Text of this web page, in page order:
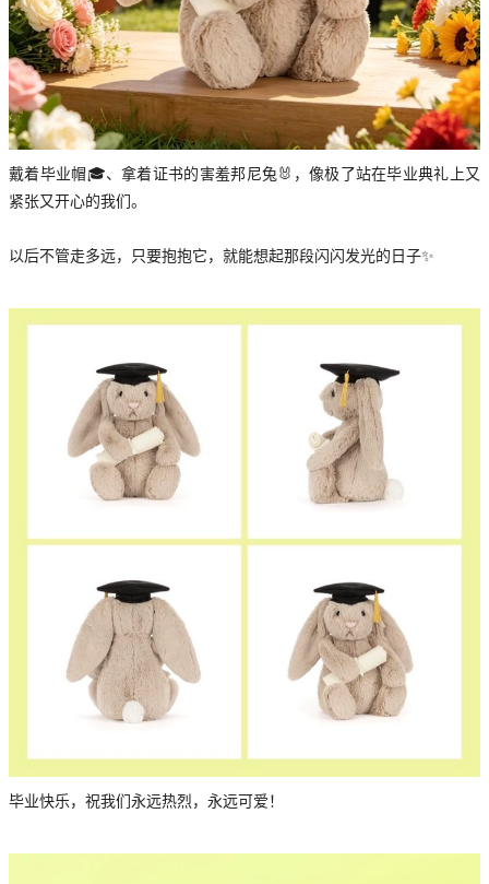
戴着毕业帽🎓、拿着证书的害羞邦尼兔🐰，像极了站在毕业典礼上又
紧张又开心的我们。
以后不管走多远，只要抱抱它，就能想起那段闪闪发光的日子✨
毕业快乐，祝我们永远热烈，永远可爱！